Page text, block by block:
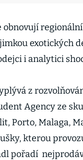
exotických
i analytici
z
Agency ze
Porto, Malaga,
kterou
pořadí